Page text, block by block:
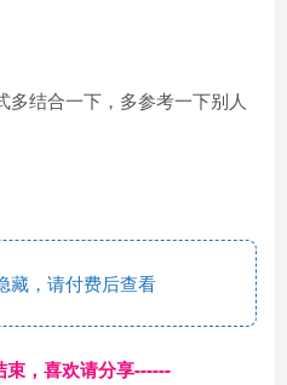
结合一下，多参考一下别人
，请付费后查看
，喜欢请分享------